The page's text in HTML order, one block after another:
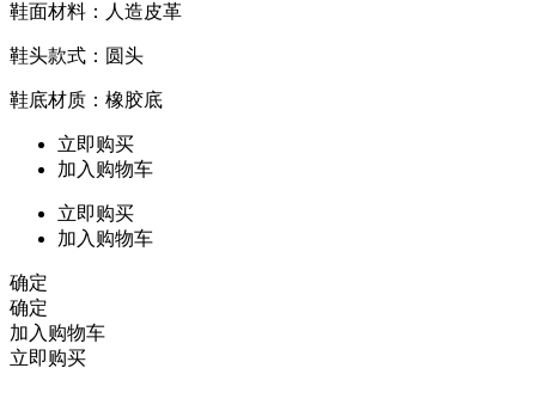
鞋面材料：人造皮革
鞋头款式：圆头
鞋底材质：橡胶底
立即购买
加入购物车
立即购买
加入购物车
确定
确定
加入购物车
立即购买